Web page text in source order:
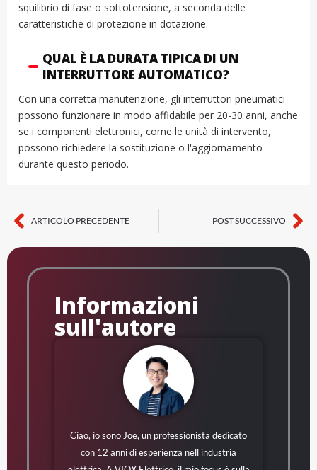
squilibrio di fase o sottotensione, a seconda delle
caratteristiche di protezione in dotazione.
QUAL È LA DURATA TIPICA DI UN
INTERRUTTORE AUTOMATICO?
Con una corretta manutenzione, gli interruttori pneumatici
possono funzionare in modo affidabile per 20-30 anni, anche
se i componenti elettronici, come le unità di intervento,
possono richiedere la sostituzione o l'aggiornamento
durante questo periodo.
Precedente
ARTICOLO PRECEDENTE POST SUCCESSIVO
Informazioni
sull'autore
Ciao, io sono Joe, un professionista dedicato
con 12 anni di esperienza nell'industria